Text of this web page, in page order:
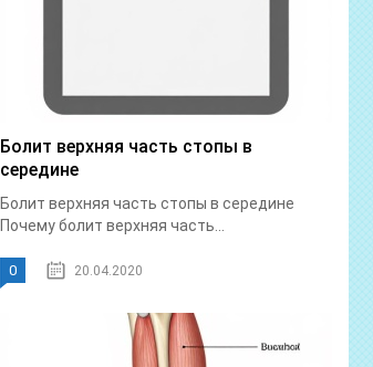
Болит верхняя часть стопы в
середине
Болит верхняя часть стопы в середине
Почему болит верхняя часть...
0 20.04.2020